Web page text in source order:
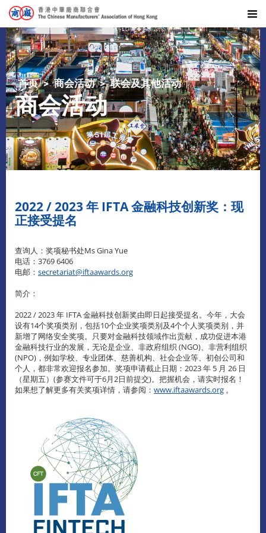
首页 商会活动 联会及其他活动
商会活动
2022 / 2023 年 IFTA 金融科技创新奖：现
正接受提名
查询人：奖项秘书处Ms Gina Yue
电话：3769 6406
电邮： secretariat@iftaawards.org
简介：
2022 / 2023 年 IFTA 金融科技创新奖由即日起接受提名。今年，大会
设有14个奖项类别，包括10个企业奖项类别及4个个人奖项类别，并
新增了网络安全奖项。只要对金融科技领域作出贡献，成功促进本港
金融科技行业的发展，无论是企业、非政府组织 (NGO)、非营利组织
(NPO)，例如学校、专业团体、慈善机构、社会企业等、初创公司和
个人，都非常欢迎报名参加。奖项申请截止日期：2023 年 5 月 26 日
（星期五）(参赛文件可于6月2日前提交)。把握机会，请实时报名！
如果想了解更多有关奖项详情，请参阅： www.iftaawards.org 。